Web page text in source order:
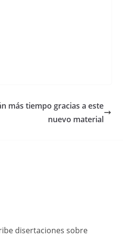
más tiempo gracias a este
nuevo material
disertaciones sobre